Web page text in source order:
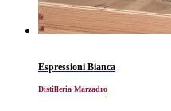
Espressioni Bianca
Distilleria Marzadro